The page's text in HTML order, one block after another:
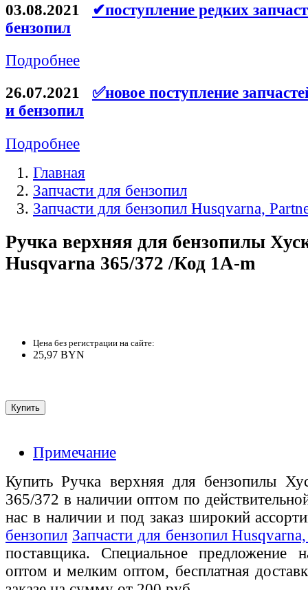
03.08.2021
✔поступление редких
бензопил
Подробнее
26.07.2021
✅новое поступление
и бензопил
Подробнее
Главная
Запчасти для бензопил
Запчасти для бензопил Husqvarna,
Ручка верхняя для бензопилы
Husqvarna 365/372 /Код 1A-m
Цена без регистрации на сайте:
25,97 BYN
Примечание
Купить Ручка верхняя для бензопилы
365/372 в наличии оптом по
нас в наличии и под заказ широкий
бензопил Запчасти для бензопил
поставщика. Специальное предложение
оптом и мелким оптом, бесплатная